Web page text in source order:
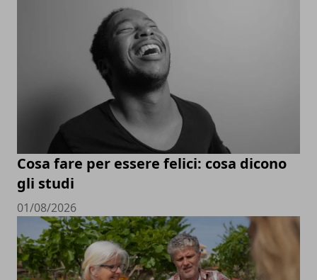
Cosa fare per essere felici: cosa dicono
gli studi
01/08/2026